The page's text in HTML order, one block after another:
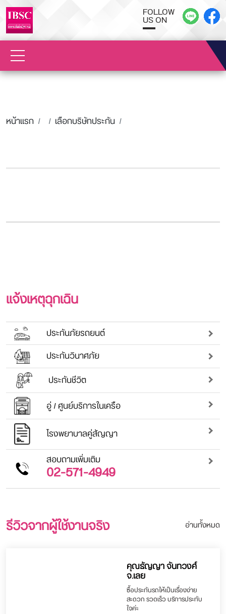
FOLLOW
US ON
หน้าแรก เลือกบริษัทประกัน
แจ้งเหตุฉุกเฉิน
ประกันภัยรถยนต์
ประกันวินาศภัย
ประกันชีวิต
อู่ / ศูนย์บริการในเครือ
โรงพยาบาลคู่สัญญา
สอบถามเพิ่มเติม
02-571-4949
รีวิวจากผู้ใช้งานจริง อ่านทั้งหมด
คุณธัญญา จันทวงศ์
จ.เลย
ซื้อประกันรถให้เป็นเรื่องง่าย
สะดวก รวดเร็ว บริการประทับ
ใจค่ะ